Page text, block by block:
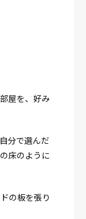
屋を、好み
分で選んだ
床のように
の板を張り